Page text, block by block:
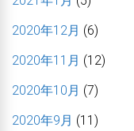
2020年12月 (6)
2020年11月 (12)
2020年10月 (7)
2020年9月 (11)